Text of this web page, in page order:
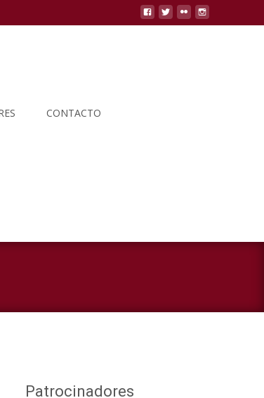
CONTACTO
Patrocinadores